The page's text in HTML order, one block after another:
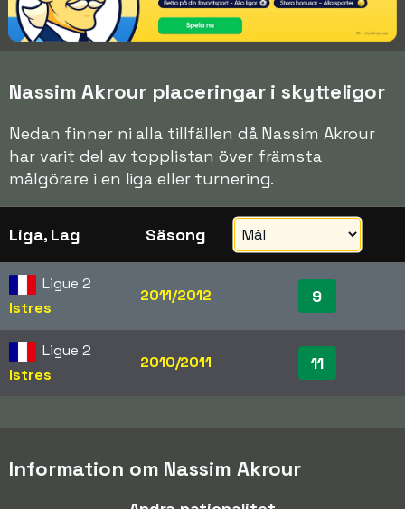
Nassim Akrour placeringar i skytteligor
Nedan finner ni alla tillfällen då Nassim Akrour
har varit del av topplistan över främsta
målgörare i en liga eller turnering.
Liga, Lag Säsong
Ligue 2
Istres
2011/2012 9
Ligue 2
Istres
2010/2011 11
Information om Nassim Akrour